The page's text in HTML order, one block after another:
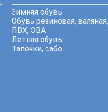
Зимняя обувь
Обувь резиновая, валяная,
ПВХ, ЭВА
Летняя обувь
Тапочки, сабо